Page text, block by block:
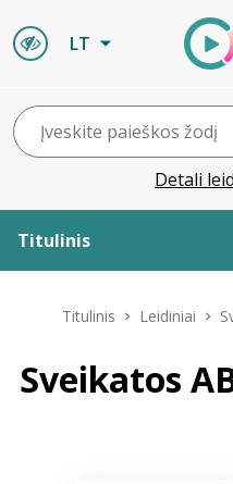
LT
Detali
Titulinis
Leidiniai
Titulinis Leidiniai
Sveikatos